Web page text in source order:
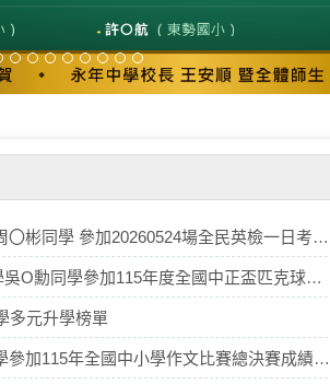
參加20260524場全民英檢一日考，通過 中高級檢定，取得檢定合格證書！
學參加115年度全國中正盃匹克球錦標賽榮獲高男組單打第一名!
多元升學榜單
年全國中小學作文比賽總決賽成績優異，推行國語文素養成效卓越！